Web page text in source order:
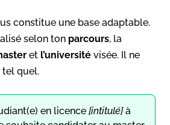
constitue une base adaptable.
selon ton parcours, la
et l’université visée. Il ne
tel quel.
en licence [intitulé]à